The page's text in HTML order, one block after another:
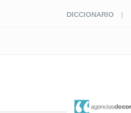
DICCIONARIO